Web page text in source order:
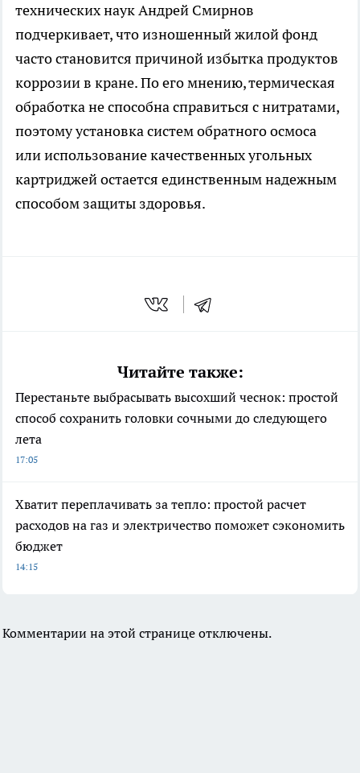
технических наук Андрей Смирнов
подчеркивает, что изношенный жилой фонд
часто становится причиной избытка продуктов
коррозии в кране. По его мнению, термическая
обработка не способна справиться с нитратами,
поэтому установка систем обратного осмоса
или использование качественных угольных
картриджей остается единственным надежным
способом защиты здоровья.
Читайте также:
Перестаньте выбрасывать высохший чеснок: простой
способ сохранить головки сочными до следующего
лета
17:05
Хватит переплачивать за тепло: простой расчет
расходов на газ и электричество поможет сэкономить
бюджет
14:15
Комментарии на этой странице отключены.